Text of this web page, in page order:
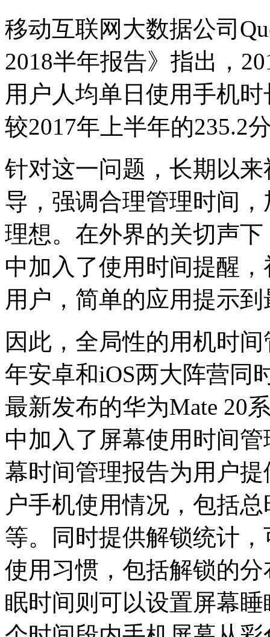
移动互联网大数据公司
2018半年报告》指出，
用户人均单日使用手机
较2017年上半年的235.2
针对这一问题，长期以
导，强调合理管理时间
理想。在外界的关切声
中加入了使用时间提醒
用户，简单的应用提示
因此，全局性的用机时
年安卓和iOS两大阵营同
最新发布的华为Mate 20
中加入了屏幕使用时间
幕时间管理报告为用户
户手机使用情况，包括
等。同时提供解锁统计
使用习惯，包括解锁的
眠时间则可以设置屏幕